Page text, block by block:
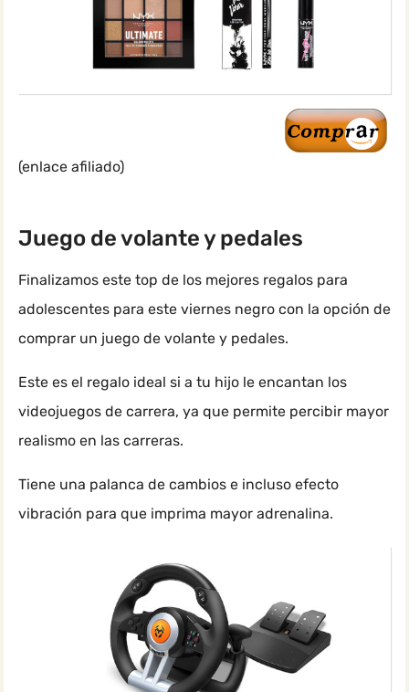
(enlace afiliado)
Juego de volante y pedales
Finalizamos este top de los mejores regalos para
adolescentes para este viernes negro con la opción de
comprar un juego de volante y pedales.
Este es el regalo ideal si a tu hijo le encantan los
videojuegos de carrera, ya que permite percibir mayor
realismo en las carreras.
Tiene una palanca de cambios e incluso efecto
vibración para que imprima mayor adrenalina.